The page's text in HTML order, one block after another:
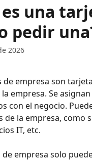
es una
pedir
2026
de empresa son
empresa. Se
con el negocio.
de la empresa, como
IT, etc.
empresa solo